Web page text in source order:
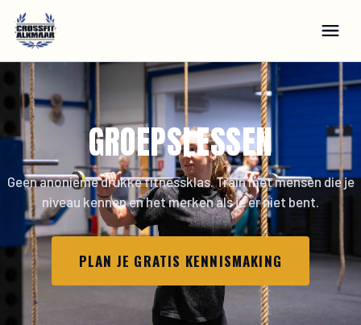
GROEPSLESSEN
Geen anonieme drukke fitnessklas. Train met mensen die je
niveau kennen en het merken als je er niet bent.
PLAN JE GRATIS KENNISMAKING